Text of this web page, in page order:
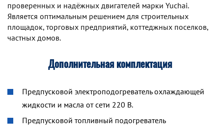
проверенных и надёжных двигателей марки Yuchai.
Является оптимальным решением для строительных
площадок, торговых предприятий, коттеджных поселков,
частных домов.
Дополнительная комплектация
Предпусковой электроподогреватель охлаждающей
жидкости и масла от сети 220 В.
Предпусковой топливный подогреватель